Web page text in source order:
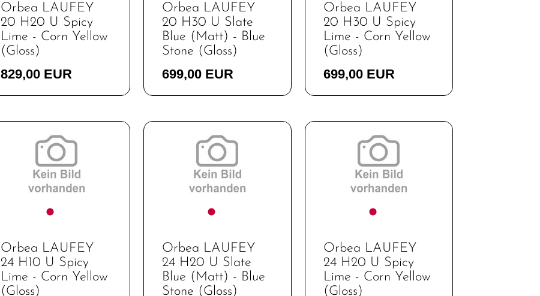
Orbea LAUFEY
20 H20 U Spicy
Lime - Corn Yellow
(Gloss)
829,00 EUR
Orbea LAUFEY
20 H30 U Slate
Blue (Matt) - Blue
Stone (Gloss)
699,00 EUR
Orbea LAUFEY
20 H30 U Spicy
Lime - Corn Yellow
(Gloss)
699,00 EUR
Orbea LAUFEY
24 H10 U Spicy
Lime - Corn Yellow
(Gloss)
Orbea LAUFEY
24 H20 U Slate
Blue (Matt) - Blue
Stone (Gloss)
Orbea LAUFEY
24 H20 U Spicy
Lime - Corn Yellow
(Gloss)